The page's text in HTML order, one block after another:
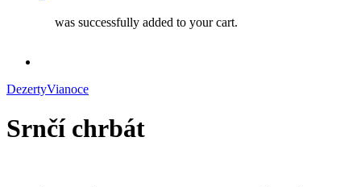
was successfully added to your cart.
DezertyVianoce
Srnčí chrbát